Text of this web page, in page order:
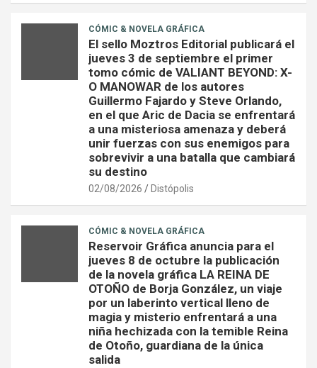
CÓMIC & NOVELA GRÁFICA
El sello Moztros Editorial publicará el
jueves 3 de septiembre el primer
tomo cómic de VALIANT BEYOND: X-
O MANOWAR de los autores
Guillermo Fajardo y Steve Orlando,
en el que Aric de Dacia se enfrentará
a una misteriosa amenaza y deberá
unir fuerzas con sus enemigos para
sobrevivir a una batalla que cambiará
su destino
02/08/2026 Distópolis
CÓMIC & NOVELA GRÁFICA
Reservoir Gráfica anuncia para el
jueves 8 de octubre la publicación
de la novela gráfica LA REINA DE
OTOÑO de Borja González, un viaje
por un laberinto vertical lleno de
magia y misterio enfrentará a una
niña hechizada con la temible Reina
de Otoño, guardiana de la única
salida